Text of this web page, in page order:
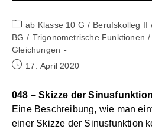
Beitrags-
Kategorie:
ab Klasse 10 G / Berufskolleg II
BG / Trigonometrische Funktionen /
Gleichungen
Beitrag17. April 2020
048 – Skizze der
Eine Beschreibung, wie man
einer Skizze der Sinusfunktion